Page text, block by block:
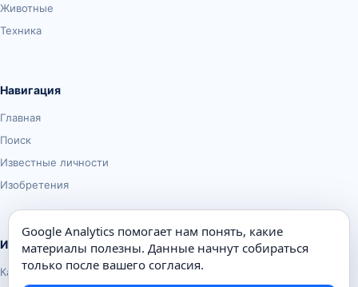
Животные
Техника
Навигация
Главная
Поиск
Известные личности
Изобретения
Информация
Карта сайта
Google Analytics помогает нам понять, какие
материалы полезны. Данные начнут собираться
только после вашего согласия.